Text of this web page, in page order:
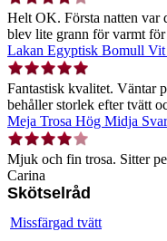
Helt OK. Första natten var
blev lite grann för varmt
Lakan Egyptisk Bomull
Fantastisk kvalitet. Väntar
behåller storlek efter tvätt
Meja Trosa Hög Midja
Mjuk och fin trosa. Sitter
Carina
Skötselråd
Missfärgad tvätt